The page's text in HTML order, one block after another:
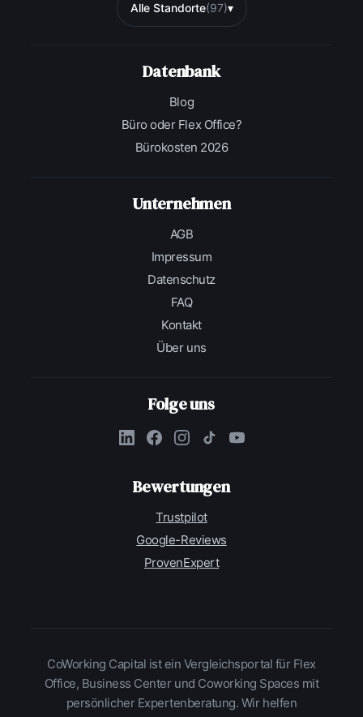
Alle Standorte(97)▾
Datenbank
Blog
Büro oder Flex Office?
Bürokosten 2026
Unternehmen
AGB
Impressum
Datenschutz
FAQ
Kontakt
Über uns
Folge uns
Bewertungen
Trustpilot
Google-Reviews
ProvenExpert
CoWorking Capital ist ein Vergleichsportal für Flex
Office, Business Center und Coworking Spaces mit
persönlicher Expertenberatung. Wir helfen